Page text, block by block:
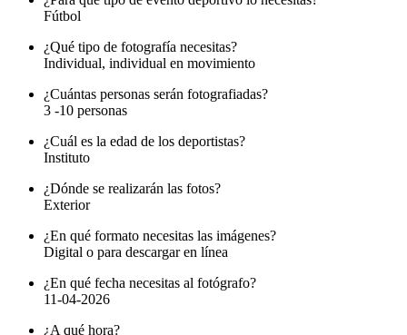
Fútbol
¿Qué tipo de fotografía necesitas?
Individual, individual en movimiento
¿Cuántas personas serán fotografiadas?
3 -10 personas
¿Cuál es la edad de los deportistas?
Instituto
¿Dónde se realizarán las fotos?
Exterior
¿En qué formato necesitas las imágenes?
Digital o para descargar en línea
¿En qué fecha necesitas al fotógrafo?
11-04-2026
¿A qué hora?